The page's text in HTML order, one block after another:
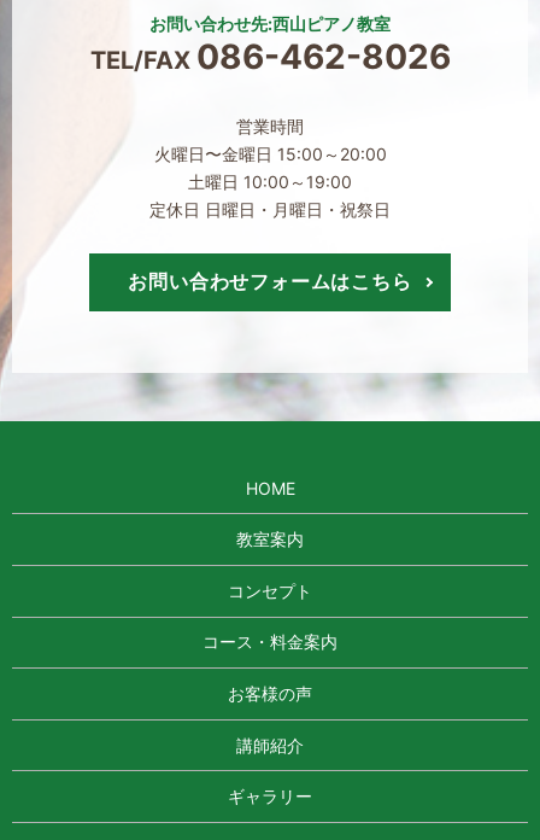
お問い合わせ先:西山ピアノ教室
TEL/FAX 086-462-8026
営業時間
火曜日〜金曜日 15:00～20:00
土曜日 10:00～19:00
定休日 日曜日・月曜日・祝祭日
お問い合わせフォームはこちら
HOME
教室案内
コンセプト
コース・料金案内
お客様の声
講師紹介
ギャラリー